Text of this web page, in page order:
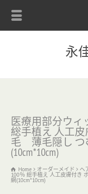
永
医療用部分ウィ
総手植え 人工
毛 薄毛隠し つ
(10cm*10cm)
Home オーダーメイド ヘ
100％ 総手植え 人工皮膚付き
網(10cm*10cm)